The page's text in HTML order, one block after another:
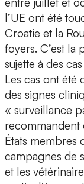
l’UE ont été
Croatie et la
foyers. C’est la
sujette à des
Les cas ont été
des signes
« surveillance
recommandent
États membres
campagnes de
et les